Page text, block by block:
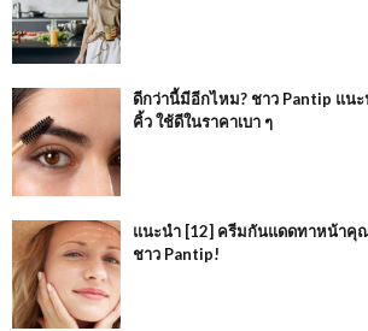
ดีกว่านี้มีอีกไหม? ชาว Pantip แน
คิ้ว ใช้ดีในราคาเบา ๆ
แนะนำ [12] ครีมกันแดดทาหน้าคุ
ชาว Pantip!